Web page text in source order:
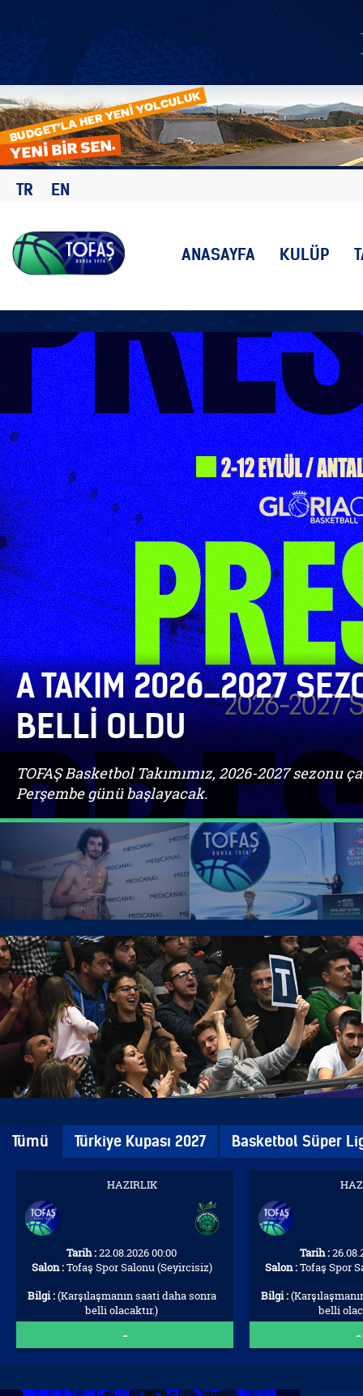
TR EN
ANASAYFA KULÜP
A TAKIM 2026_2027
BELLİ OLDU
TOFAŞ Basketbol Takımımız, 2026-2027
Perşembe günü başlayacak.
Tümü Türkiye Kupası 2027 Basketbol Süper
HAZIRLIK
Tarih :22.08.2026 00:00
Salon :Tofaş Spor Salonu (Seyircisiz)
Bilgi :(Karşılaşmanın saati daha sonra
belli olacaktır.)
-
Tarih :
Salon :Tofaş Spor
Bilgi :
belli
-